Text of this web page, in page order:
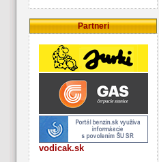
Partneri
vodicak.sk